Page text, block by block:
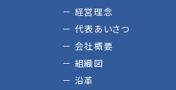
経営理念
代表あいさつ
会社概要
組織図
沿革